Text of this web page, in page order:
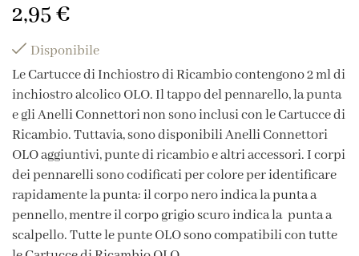
2,95€
Disponibile
Le Cartucce di Inchiostro di Ricambio contengono 2 ml di
inchiostro alcolico OLO. Il tappo del pennarello, la punta
e gli Anelli Connettori non sono inclusi con le Cartucce di
Ricambio. Tuttavia, sono disponibili Anelli Connettori
OLO aggiuntivi, punte di ricambio e altri accessori. I corpi
dei pennarelli sono codificati per colore per identificare
rapidamente la punta: il corpo nero indica la punta a
pennello, mentre il corpo grigio scuro indica la punta a
scalpello. Tutte le punte OLO sono compatibili con tutte